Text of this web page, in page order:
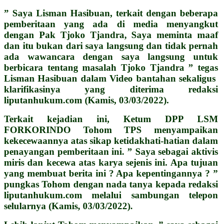
” Saya Lisman Hasibuan, terkait dengan beberapa
pemberitaan yang ada di media menyangkut
dengan Pak Tjoko Tjandra, Saya meminta maaf
dan itu bukan dari saya langsung dan tidak pernah
ada wawancara dengan saya langsung untuk
berbicara tentang masalah Tjoko Tjandra ” tegas
Lisman Hasibuan dalam Video bantahan sekaligus
klarifikasinya yang diterima redaksi
liputanhukum.com (Kamis, 03/03/2022).
Terkait kejadian ini, Ketum DPP LSM
FORKORINDO Tohom TPS menyampaikan
kekecewaannya atas sikap ketidakhati-hatian dalam
penayangan pemberitaan ini. ” Saya sebagai aktivis
miris dan kecewa atas karya sejenis ini. Apa tujuan
yang membuat berita ini ? Apa kepentingannya ? ”
pungkas Tohom dengan nada tanya kepada redaksi
liputanhukum.com melalui sambungan telepon
selularnya (Kamis, 03/03/2022).